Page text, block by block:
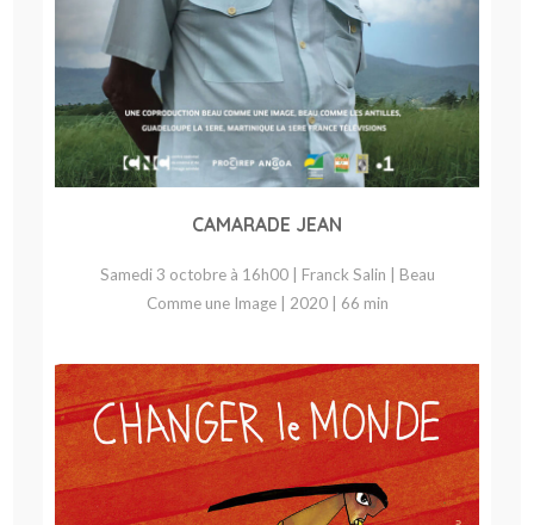
CAMARADE JEAN
Samedi 3 octobre à 16h00 | Franck Salin | Beau
Comme une Image | 2020 | 66 min